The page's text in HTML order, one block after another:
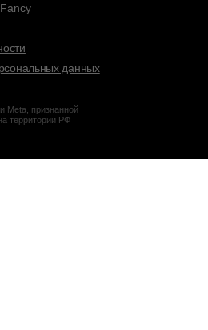
данных
Meta, признанной
территории РФ